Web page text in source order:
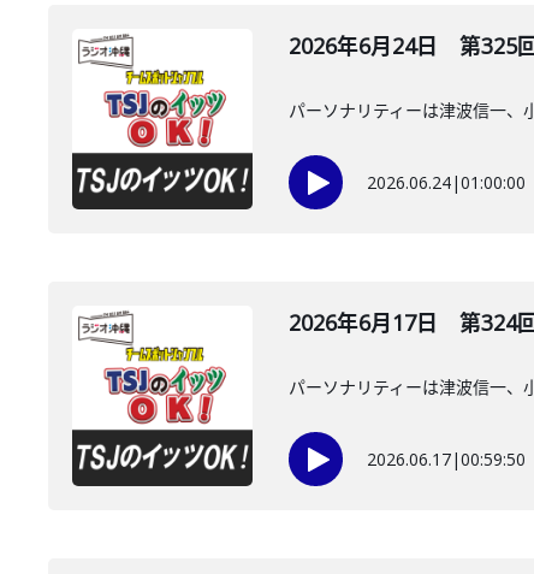
2026年6月24日 第325
パーソナリティーは津波信一、
2026.06.24|01:00:00
2026年6月17日 第324
パーソナリティーは津波信一、
2026.06.17|00:59:50